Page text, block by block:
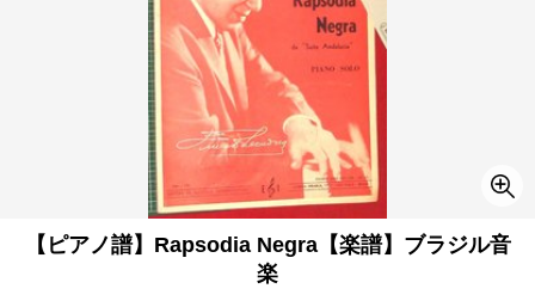
【ピアノ譜】Rapsodia Negra【楽譜】ブラジル音
楽